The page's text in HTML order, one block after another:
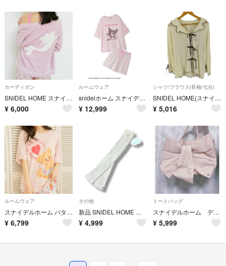
カーディガン
SNIDEL HOME スナイデル ホーム アリエル シェルボタン カーディガン
¥ 6,000
ルームウェア
snidelホーム スナイデル クロミ カットセットアップ サンリオ コラボ
¥ 12,999
シャツ/ブラウス(長袖/七分)
SNIDEL HOME(スナイデルホーム) カットレース開襟シャツ レディース
¥ 5,016
ルームウェア
スナイデルホーム バターベア 接触冷感Tシャツ
¥ 6,799
その他
新品 SNIDEL HOME アームカバー UVカット ピンク 接触冷感 夏向け
¥ 4,999
トートバッグ
スナイデルホーム デザインリボンバッグ
¥ 5,999